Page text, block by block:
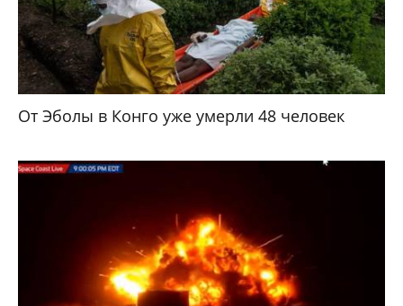
От Эболы в Конго уже умерли 48 человек